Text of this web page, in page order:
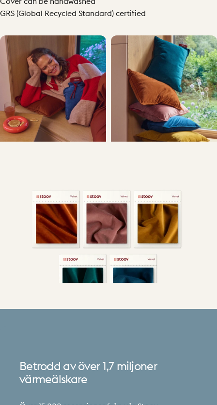
Cover can be handwashed
GRS (Global Recycled Standard) certified
Betrodd av över 1,7 miljoner
värmeälskare